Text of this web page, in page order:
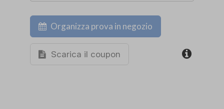
Organizza prova in negozio
Scarica il coupon